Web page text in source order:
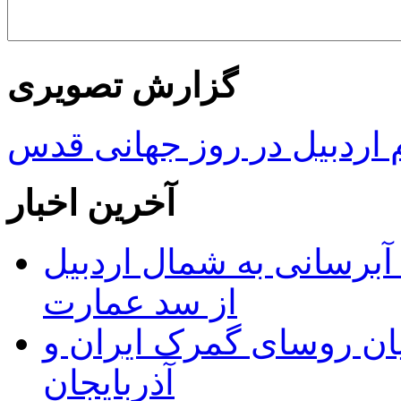
گزارش تصویری
در روز جهانی قدس
آخرین اخبار
ماده ۲۳ طرح آبرسانی به شمال اردبیل
از سد عمارت
روسای گمرک ایران و
آذربایجان